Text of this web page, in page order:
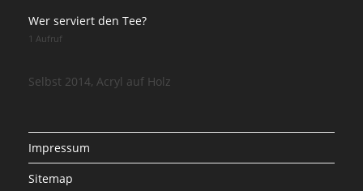
Wer serviert den Tee?
1 Aufruf
Selbst 2014, Acryl auf Holz
Impressum
Sitemap